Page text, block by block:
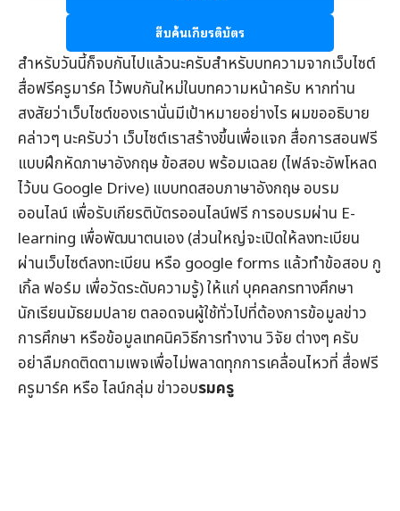
สืบค้นเกียรติบัตร
สำหรับวันนี้ก็จบกันไปแล้วนะครับสำหรับบทความจากเว็บไซต์
สื่อฟรีครูมาร์คไว้พบกันใหม่ในบทความหน้าครับ หากท่าน
สงสัยว่าเว็บไซต์ของเรานั่นมีเป้าหมายอย่างไร ผมขออธิบาย
คล่าวๆ นะครับว่า เว็บไซต์เราสร้างขึ้นเพื่อแจก สื่อการสอนฟรี
แบบฝึกหัดภาษาอังกฤษข้อสอบพร้อมเฉลย (ไฟล์จะอัพโหลด
ไว้บน Google Drive) แบบทดสอบภาษาอังกฤษอบรม
ออนไลน์ เพื่อรับเกียรติบัตรออนไลน์ฟรี การอบรมผ่าน E-
learning เพื่อพัฒนาตนเอง (ส่วนใหญ่จะเปิดให้ลงทะเบียน
ผ่านเว็บไซต์ลงทะเบียน หรือ google forms แล้วทำข้อสอบ กู
เกิ้ล ฟอร์ม เพื่อวัดระดับความรู้) ให้แก่ บุคคลกรทางศึกษา
นักเรียนมัธยมปลาย ตลอดจนผู้ใช้ทั่วไปที่ต้องการข้อมูลข่าว
การศึกษา หรือข้อมูลเทคนิควิธีการทำงาน วิจัย ต่างๆ ครับ
อย่าลืมกดติดตามเพจเพื่อไม่พลาดทุกการเคลื่อนไหวที่ สื่อฟรี
ครูมาร์ค หรือ ไลน์กลุ่มข่าวอบรมครู